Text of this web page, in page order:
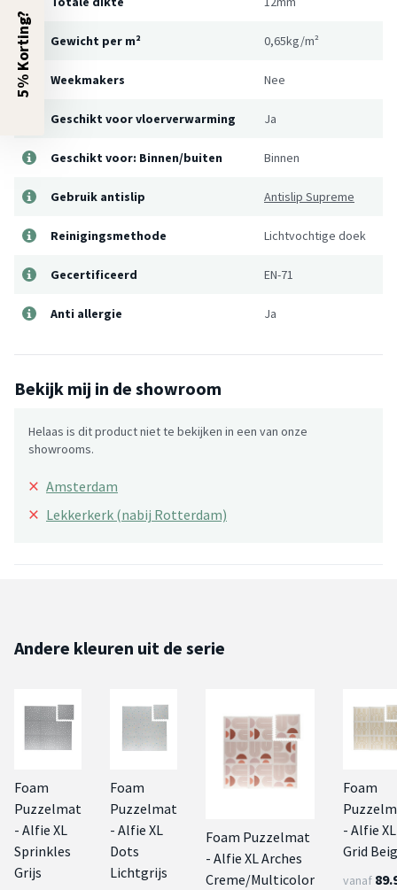
Gewicht per m² 0,65kg/m²
Weekmakers Nee
Geschikt voor vloerverwarming Ja
Geschikt voor: Binnen/buiten Binnen
Gebruik antislip Antislip Supreme
Reinigingsmethode Lichtvochtige doek
Gecertificeerd EN-71
Anti allergie Ja
Bekijk mij in de showroom
Helaas is dit product niet te bekijken in een van onze
showrooms.
× Amsterdam
× Lekkerkerk (nabij Rotterdam)
Andere kleuren uit de serie
Foam
Puzzelmat
- Alfie XL
Sprinkles
Grijs
Foam
Puzzelmat
- Alfie XL
Dots
Lichtgrijs
Foam Puzzelmat
- Alfie XL Arches
Creme/Multicolor
Foam
- Alfie XL
Grid
vanaf
5% Korting?